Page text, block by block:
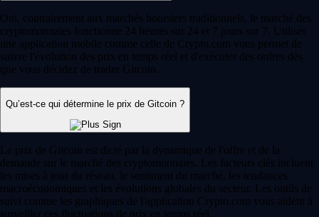
Oui, contrairement aux marchés boursiers traditionnels, le marché des
cryptomonnaies fonctionne 24 heures sur 24 et 7 jours sur 7. Utiliser
une application mobile comme celle de Crypto.com vous permet de
suivre l'évolution des prix en temps réel et d'exécuter des ordres dès
que vous décidez de trader Gitcoin.
Qu’est-ce qui détermine le prix de Gitcoin ?
Le prix de Gitcoin est dicté par la dynamique de l'offre et de la
demande sur le marché des cryptomonnaies. Les facteurs clés incluent
les mises à jour du réseau, le sentiment du marché, les tendances
macroéconomiques et les évolutions globales du secteur. Les outils de
suivi comme les graphiques de l'application Crypto.com vous aident à
surveiller ces fluctuations de prix en temps réel.